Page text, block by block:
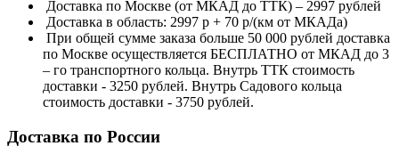
Доставка по Москве (от МКАД до ТТК) – 2997 рублей
Доставка в область: 2997 р + 70 р/(км от МКАДа)
При общей сумме заказа больше 50 000 рублей доставка
по Москве осуществляется БЕСПЛАТНО от МКАД до 3
– го транспортного кольца. Внутрь ТТК стоимость
доставки - 3250 рублей. Внутрь Садового кольца
стоимость доставки - 3750 рублей.
Доставка по России